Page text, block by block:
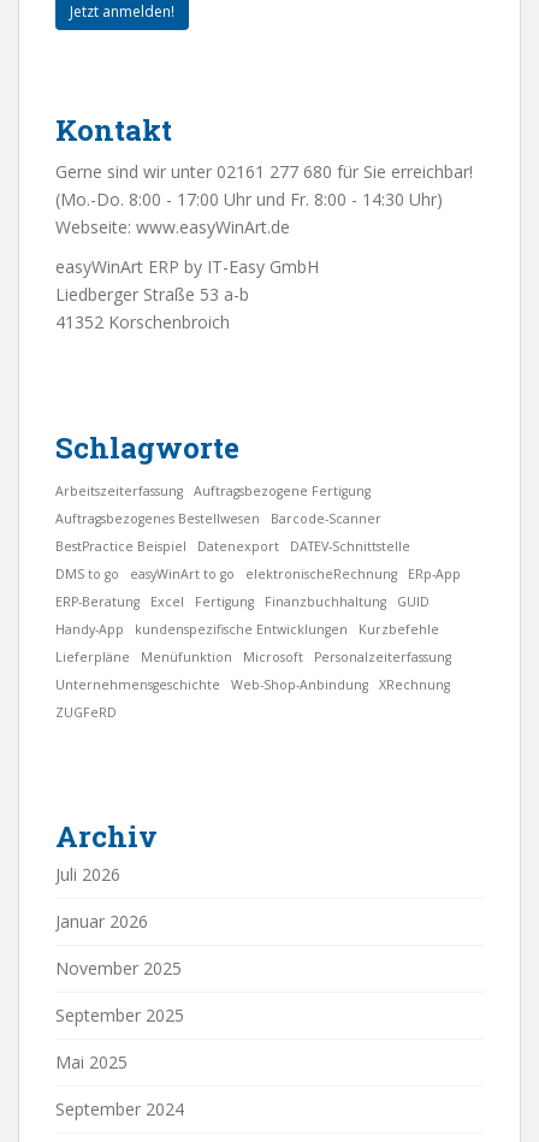
Jetzt anmelden!
Kontakt
Gerne sind wir unter 02161 277 680 für Sie erreichbar!
(Mo.-Do. 8:00 - 17:00 Uhr und Fr. 8:00 - 14:30 Uhr)
Webseite: www.easyWinArt.de
easyWinArt ERP by IT-Easy GmbH
Liedberger Straße 53 a-b
41352 Korschenbroich
Schlagworte
Arbeitszeiterfassung
Auftragsbezogene Fertigung
Auftragsbezogenes Bestellwesen
Barcode-Scanner
BestPractice Beispiel
Datenexport
DATEV-Schnittstelle
DMS to go
easyWinArt to go elektronischeRechnung
ERp-App
ERP-Beratung
Excel Fertigung Finanzbuchhaltung
GUID
Handy-App
kundenspezifische Entwicklungen
Kurzbefehle
Lieferpläne
Menüfunktion Microsoft
Personalzeiterfassung
Unternehmensgeschichte
Web-Shop-Anbindung
XRechnung
ZUGFeRD
Archiv
Juli 2026
Januar 2026
November 2025
September 2025
Mai 2025
September 2024